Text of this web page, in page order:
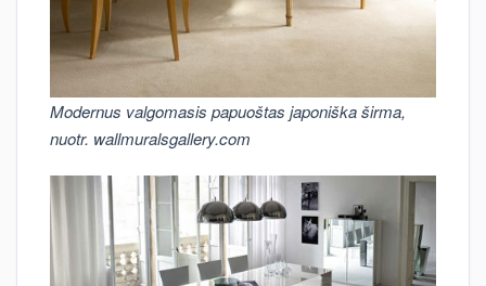
Modernus valgomasis papuoštas japoniška širma,
nuotr. wallmuralsgallery.com